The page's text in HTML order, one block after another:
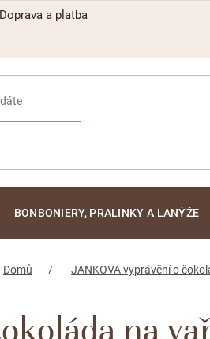
Doprava a platba
BONBONIERY, PRALINKY A LANÝŽE
Domů JANKOVA vyprávění o
na